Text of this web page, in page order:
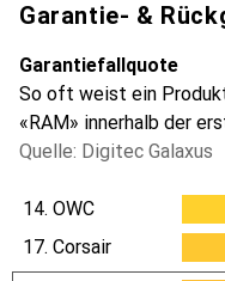
Garantie- &
Garantiefallquote
So oft weist ein
«RAM» innerhalb der
Quelle: Digitec Galaxus
14. OWC
17. Corsair